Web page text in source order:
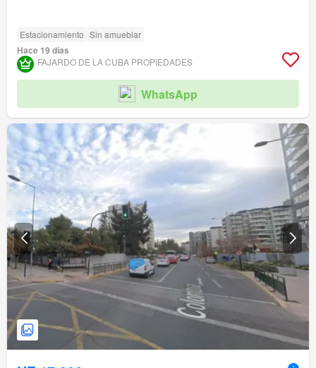
Estacionamiento Sin amueblar
Hace 19 días
FAJARDO DE LA CUBA PROPIEDADES
WhatsApp